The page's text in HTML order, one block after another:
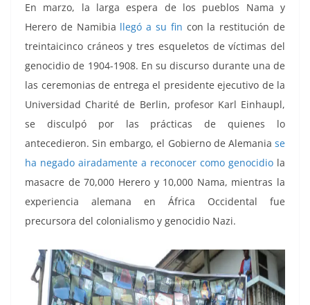
En marzo, la larga espera de los pueblos Nama y
Herero de Namibia llegó a su fin con la restitución de
treintaicinco cráneos y tres esqueletos de víctimas del
genocidio de 1904-1908. En su discurso durante una de
las ceremonias de entrega el presidente ejecutivo de la
Universidad Charité de Berlin, profesor Karl Einhaupl,
se disculpó por las prácticas de quienes lo
antecedieron. Sin embargo, el Gobierno de Alemania se
ha negado airadamente a reconocer como genocidio la
masacre de 70,000 Herero y 10,000 Nama, mientras la
experiencia alemana en África Occidental fue
precursora del colonialismo y genocidio Nazi.